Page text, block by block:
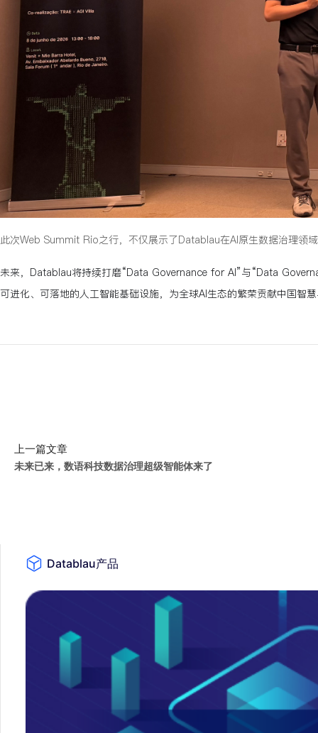
此次Web Summit Rio之行，不仅展示了Datablau在AI原生数据治理领
未来，Datablau将持续打磨“Data Governance for AI”与“Data
可进化、可落地的人工智能基础设施，为全球AI生态的繁荣贡献中国智
上一篇文章
未来已来，数语科技数据治理超级智能体来了
Datablau产品